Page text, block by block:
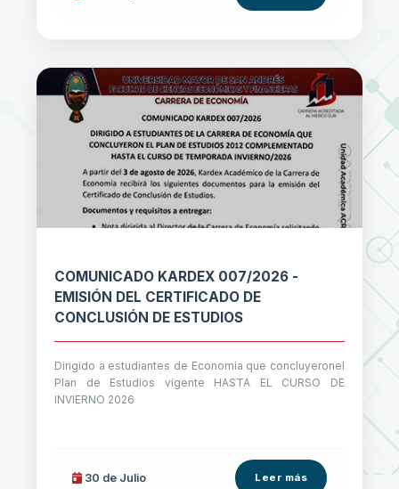
COMUNICADO KARDEX 007/2026 -
EMISIÓN DEL CERTIFICADO DE
CONCLUSIÓN DE ESTUDIOS
Dirigido a estudiantes de Economía que concluyeronel
Plan de Estudios vigente HASTA EL CURSO DE
INVIERNO 2026
30 de Julio Leer más